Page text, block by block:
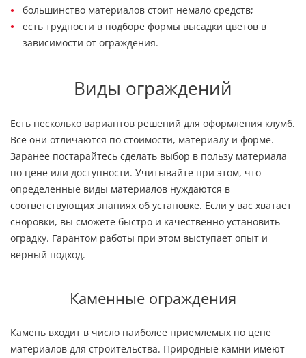
большинство материалов стоит немало средств;
есть трудности в подборе формы высадки цветов в
зависимости от ограждения.
Виды ограждений
Есть несколько вариантов решений для оформления клумб.
Все они отличаются по стоимости, материалу и форме.
Заранее постарайтесь сделать выбор в пользу материала
по цене или доступности. Учитывайте при этом, что
определенные виды материалов нуждаются в
соответствующих знаниях об установке. Если у вас хватает
сноровки, вы сможете быстро и качественно установить
оградку. Гарантом работы при этом выступает опыт и
верный подход.
Каменные ограждения
Камень входит в число наиболее приемлемых по цене
материалов для строительства. Природные камни имеют